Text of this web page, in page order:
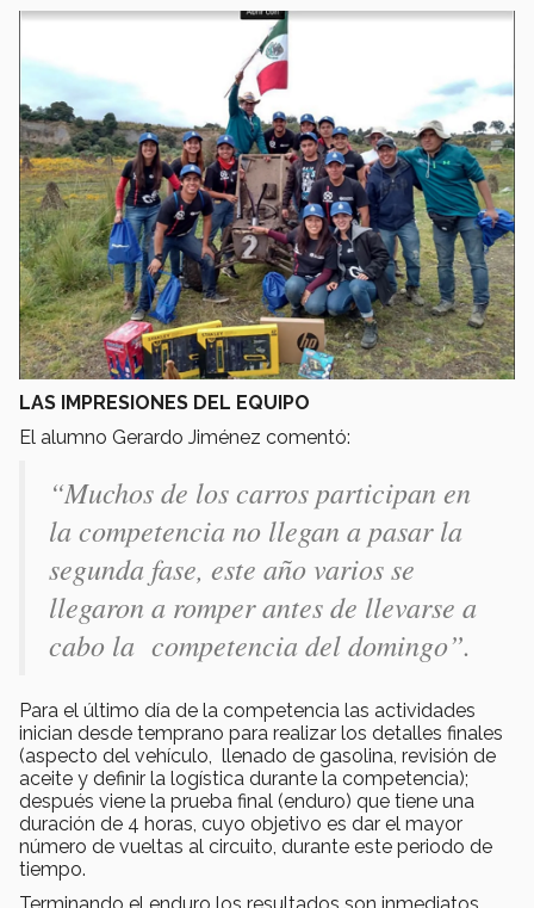
LAS IMPRESIONES DEL EQUIPO
El alumno Gerardo Jiménez comentó:
“Muchos de los carros participan en
la competencia no llegan a pasar la
segunda fase, este año varios se
llegaron a romper antes de llevarse a
cabo la competencia del domingo”.
Para el último día de la competencia las actividades
inician desde temprano para realizar los detalles finales
(aspecto del vehículo, llenado de gasolina, revisión de
aceite y definir la logística durante la competencia);
después viene la prueba final (enduro) que tiene una
duración de 4 horas, cuyo objetivo es dar el mayor
número de vueltas al circuito, durante este periodo de
tiempo.